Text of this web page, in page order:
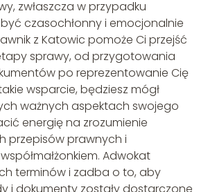
zwłaszcza w przypadku
czasochłonny i emocjonalnie
z Katowic pomoże Ci przejść
sprawy, od przygotowania
po reprezentowanie Cię
wsparcie, będziesz mógł
ważnych aspektach swojego
energię na zrozumienie
przepisów prawnych i
Adwokat
terminów i zadba o to, aby
i dokumenty zostały dostarczone